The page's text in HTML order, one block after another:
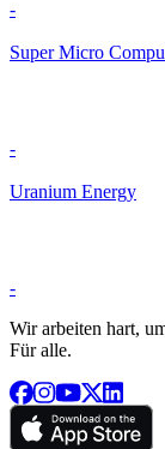
-
Super Micro
-
Uranium Energy
-
Wir arbeiten hart,
Für alle.